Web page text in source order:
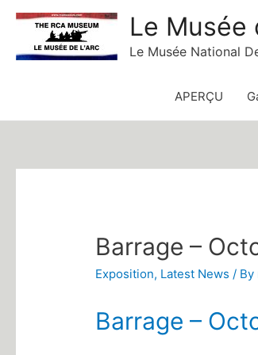
Skip
content
Le Musée
Le Musée National
APERÇU
Barrage –
Exposition, Latest News / By
Barrage –